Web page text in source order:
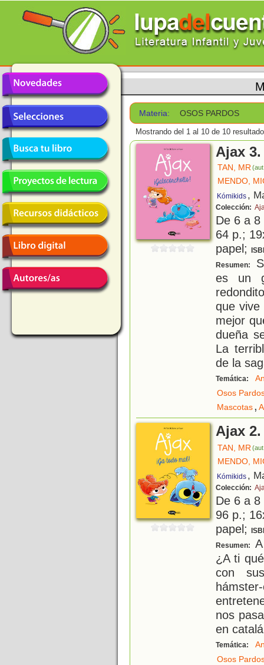
Materia: OSOS PARDOS
Mostrando del 1 al 10 de 10
Ajax
TAN, MR
MENDO,
Kómikids ,
Colección:
De 6 a
64 p.;
papel;
Resumen:
es un
que vive
mejor
dueña
La
de la
Temática:
Osos
Mascotas,
Ajax
TAN, MR
MENDO,
Kómikids ,
Colección:
De 6 a
96 p.;
papel;
Resumen:
¿A ti
con
nos
en
Temática:
Osos